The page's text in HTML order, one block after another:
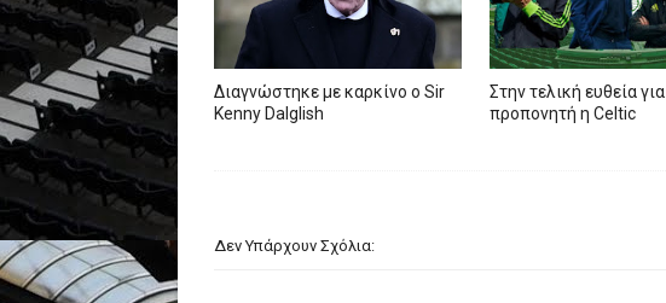
Διαγνώστηκε με καρκίνο ο Sir
Kenny Dalglish
Στην τελική ευθεία για
προπονητή η Celtic
Δεν Υπάρχουν Σχόλια: